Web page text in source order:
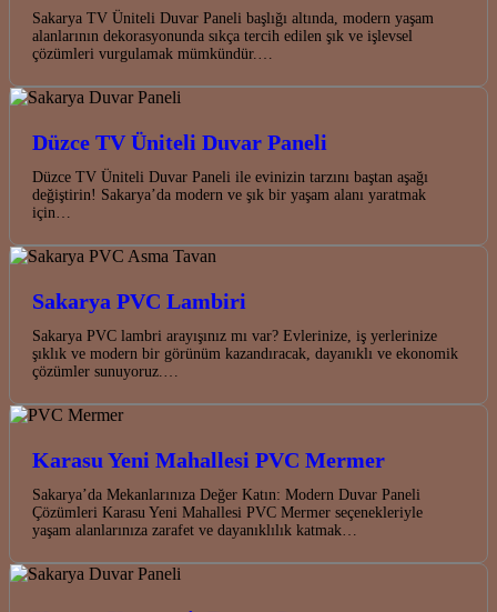
Sakarya TV Üniteli Duvar Paneli başlığı altında, modern yaşam
alanlarının dekorasyonunda sıkça tercih edilen şık ve işlevsel
çözümleri vurgulamak mümkündür.…
Düzce TV Üniteli Duvar Paneli
Düzce TV Üniteli Duvar Paneli ile evinizin tarzını baştan aşağı
değiştirin! Sakarya’da modern ve şık bir yaşam alanı yaratmak
için…
Sakarya PVC Lambiri
Sakarya PVC lambri arayışınız mı var? Evlerinize, iş yerlerinize
şıklık ve modern bir görünüm kazandıracak, dayanıklı ve ekonomik
çözümler sunuyoruz.…
Karasu Yeni Mahallesi PVC Mermer
Sakarya’da Mekanlarınıza Değer Katın: Modern Duvar Paneli
Çözümleri Karasu Yeni Mahallesi PVC Mermer seçenekleriyle
yaşam alanlarınıza zarafet ve dayanıklılık katmak…